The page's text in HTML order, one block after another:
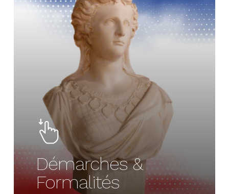
Démarches &
Formalités